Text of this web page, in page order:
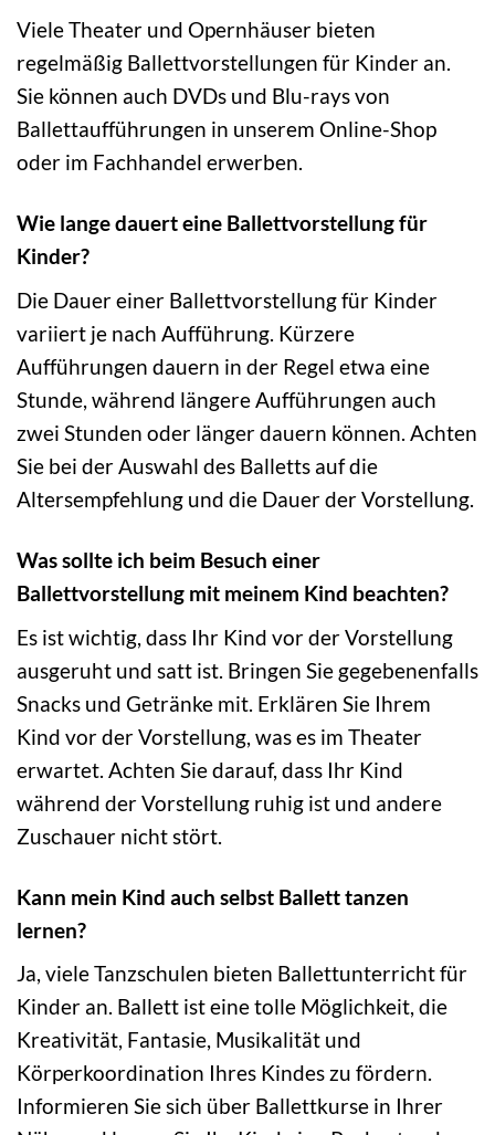
Viele Theater und Opernhäuser bieten
regelmäßig Ballettvorstellungen für Kinder an.
Sie können auch DVDs und Blu-rays von
Ballettaufführungen in unserem Online-Shop
oder im Fachhandel erwerben.
Wie lange dauert eine Ballettvorstellung für
Kinder?
Die Dauer einer Ballettvorstellung für Kinder
variiert je nach Aufführung. Kürzere
Aufführungen dauern in der Regel etwa eine
Stunde, während längere Aufführungen auch
zwei Stunden oder länger dauern können. Achten
Sie bei der Auswahl des Balletts auf die
Altersempfehlung und die Dauer der Vorstellung.
Was sollte ich beim Besuch einer
Ballettvorstellung mit meinem Kind beachten?
Es ist wichtig, dass Ihr Kind vor der Vorstellung
ausgeruht und satt ist. Bringen Sie gegebenenfalls
Snacks und Getränke mit. Erklären Sie Ihrem
Kind vor der Vorstellung, was es im Theater
erwartet. Achten Sie darauf, dass Ihr Kind
während der Vorstellung ruhig ist und andere
Zuschauer nicht stört.
Kann mein Kind auch selbst Ballett tanzen
lernen?
Ja, viele Tanzschulen bieten Ballettunterricht für
Kinder an. Ballett ist eine tolle Möglichkeit, die
Kreativität, Fantasie, Musikalität und
Körperkoordination Ihres Kindes zu fördern.
Informieren Sie sich über Ballettkurse in Ihrer